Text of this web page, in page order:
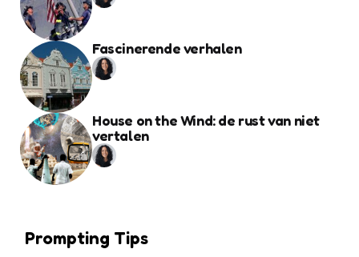
Fascinerende verhalen
House on the Wind: de rust van niet
vertalen
Prompting Tips